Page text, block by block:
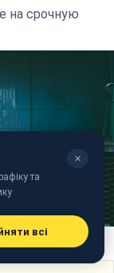
на срочную
✕
та
всі